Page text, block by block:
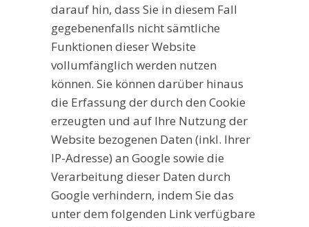
darauf hin, dass Sie in diesem Fall
gegebenenfalls nicht sämtliche
Funktionen dieser Website
vollumfänglich werden nutzen
können. Sie können darüber hinaus
die Erfassung der durch den Cookie
erzeugten und auf Ihre Nutzung der
Website bezogenen Daten (inkl. Ihrer
IP-Adresse) an Google sowie die
Verarbeitung dieser Daten durch
Google verhindern, indem Sie das
unter dem folgenden Link verfügbare